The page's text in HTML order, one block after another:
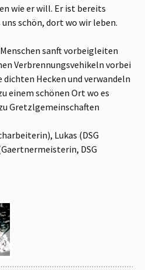
wie er will. Er ist bereits
schön, dort wo wir leben.
sanft vorbeigleiten
Verbrennungsvehikeln vorbei
Hecken und verwandeln
einem schönen Ort wo es
Gretzlgemeinschaften
Lukas (DSG
DSG